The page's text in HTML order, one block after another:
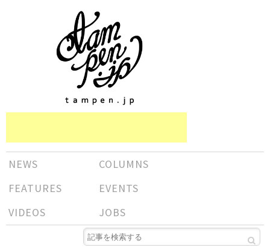
NEWS
COLUMNS
FEATURES
EVENTS
VIDEOS
JOBS